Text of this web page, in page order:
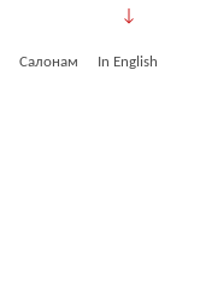
Салонам In English